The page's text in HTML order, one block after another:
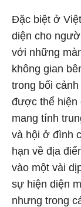
Đặc biệt ở
diện cho
với những
không gian
trong bối
được thể hiện
mang tính
và hội ở đình
hạn về địa
vào một vài
sự hiện diện
nhưng trong